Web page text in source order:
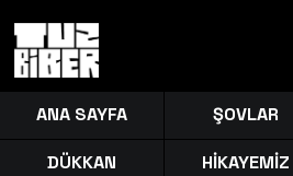
ANA SAYFA ŞOVLAR
DÜKKAN HİKAYEMİZ